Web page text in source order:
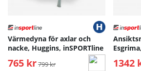
Värmedyna för axlar och
nacke, Huggins, inSPORTline
765 krOrdinarie pris:
799 kr
1342